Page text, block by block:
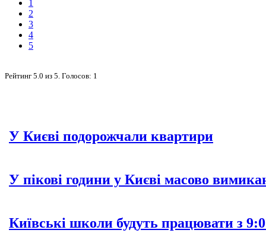
1
2
3
4
5
Рейтинг 5.0 из 5 . Голосов: 1
У Києві подорожчали квартири
У пікові години у Києві масово
Київські школи будуть працювати з